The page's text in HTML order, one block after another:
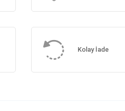
Kolay İade